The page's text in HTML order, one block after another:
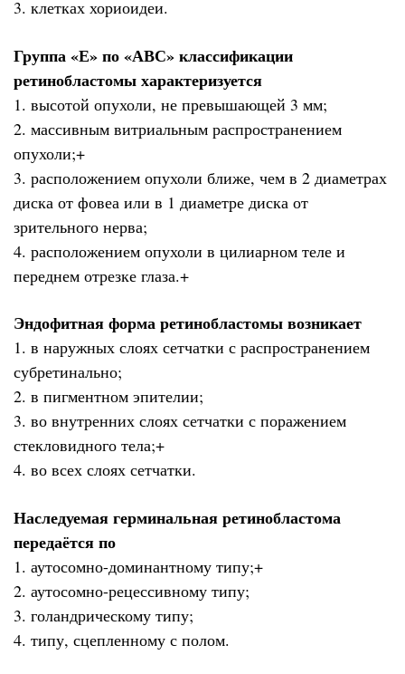
3. клетках хориоидеи.
Группа «Е» по «АВС» классификации
ретинобластомы характеризуется
1. высотой опухоли, не превышающей 3 мм;
2. массивным витриальным распространением
опухоли;+
3. расположением опухоли ближе, чем в 2 диаметрах
диска от фовеа или в 1 диаметре диска от
зрительного нерва;
4. расположением опухоли в цилиарном теле и
переднем отрезке глаза.+
Эндофитная форма ретинобластомы возникает
1. в наружных слоях сетчатки с распространением
субретинально;
2. в пигментном эпителии;
3. во внутренних слоях сетчатки с поражением
стекловидного тела;+
4. во всех слоях сетчатки.
Наследуемая герминальная ретинобластома
передаётся по
1. аутосомно-доминантному типу;+
2. аутосомно-рецессивному типу;
3. голандрическому типу;
4. типу, сцепленному с полом.